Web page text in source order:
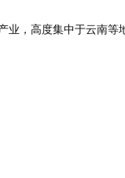
业，高度集中于云南等